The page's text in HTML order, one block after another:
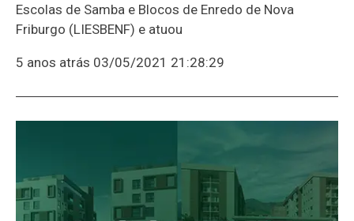
Escolas de Samba e Blocos de Enredo de Nova
Friburgo (LIESBENF) e atuou
5 anos atrás 03/05/2021 21:28:29